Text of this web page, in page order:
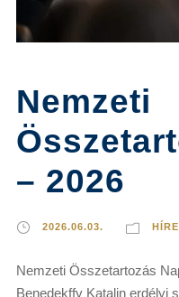
Nemzeti
– 2026
2026.06.03.
Nemzeti Összetartozás
Benedekffy Katalin erdélyi